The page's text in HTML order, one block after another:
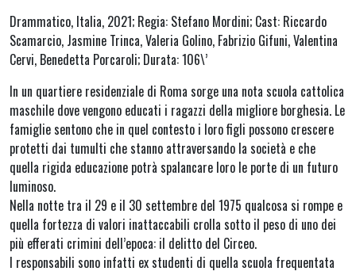
Drammatico, Italia, 2021; Regia: Stefano Mordini; Cast: Riccardo
Scamarcio, Jasmine Trinca, Valeria Golino, Fabrizio Gifuni, Valentina
Cervi, Benedetta Porcaroli; Durata: 106\’
In un quartiere residenziale di Roma sorge una nota scuola cattolica
maschile dove vengono educati i ragazzi della migliore borghesia. Le
famiglie sentono che in quel contesto i loro figli possono crescere
protetti dai tumulti che stanno attraversando la società e che
quella rigida educazione potrà spalancare loro le porte di un futuro
luminoso.
Nella notte tra il 29 e il 30 settembre del 1975 qualcosa si rompe e
quella fortezza di valori inattaccabili crolla sotto il peso di uno dei
più efferati crimini dell’epoca: il delitto del Circeo.
I responsabili sono infatti ex studenti di quella scuola frequentata